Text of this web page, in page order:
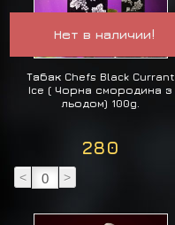
Нет в наличии!
Табак Chefs Black Currant
Ice ( Чорна смородина з
льодом) 100g.
280
< >